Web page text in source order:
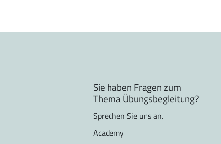
Sie haben Fragen zum
Thema Übungsbegleitung?
Sprechen Sie uns an.
Academy